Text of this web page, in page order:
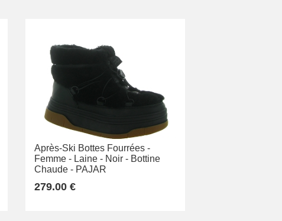
Après-Ski Bottes Fourrées -
Femme - Laine - Noir - Bottine
Chaude - PAJAR
279.00 €